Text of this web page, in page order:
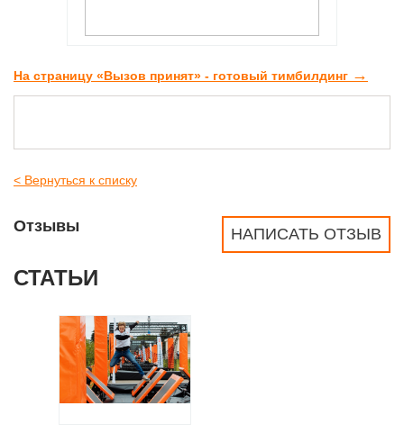
На страницу «Вызов принят» - готовый тимбилдинг →
< Вернуться к списку
НАПИСАТЬ ОТЗЫВ
Отзывы
СТАТЬИ